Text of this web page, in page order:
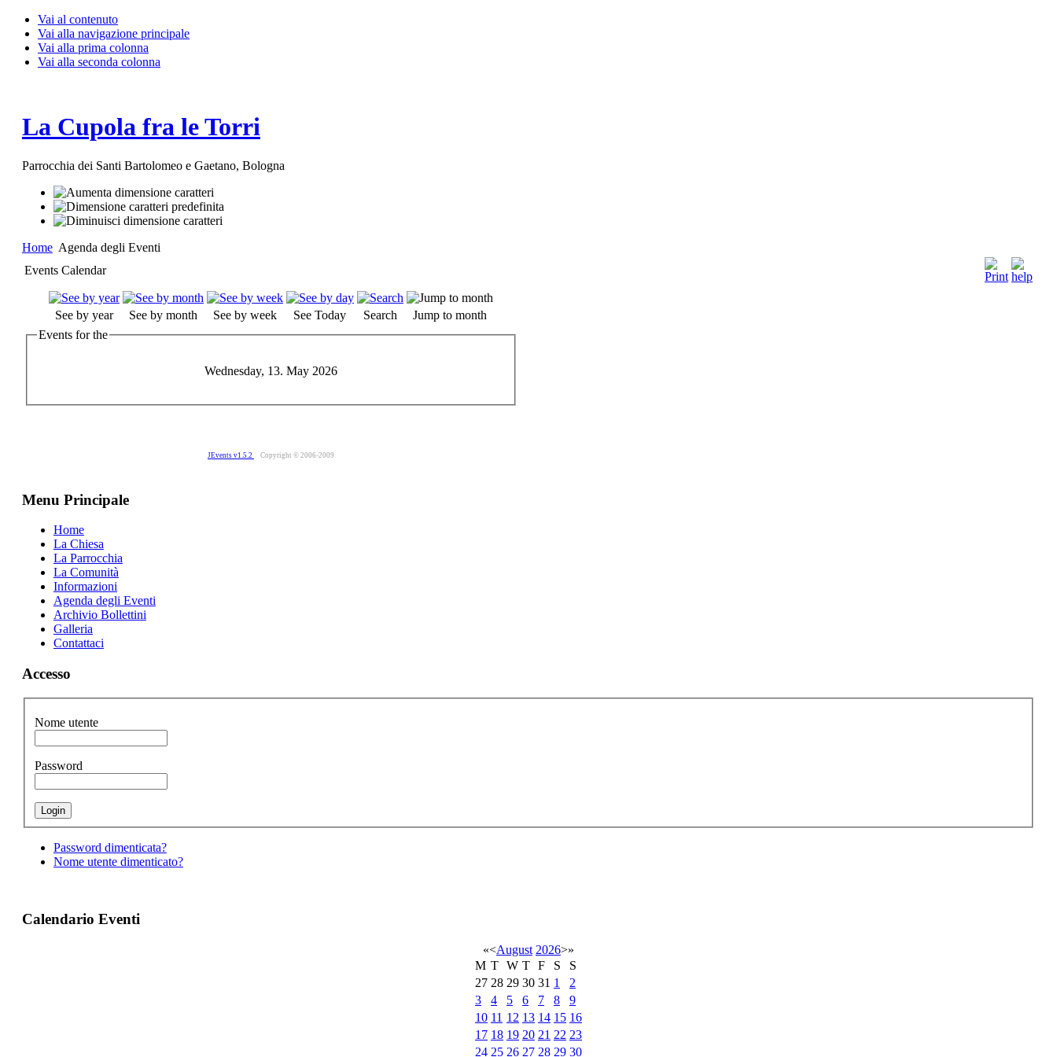
Vai al contenuto
Vai alla navigazione principale
Vai alla prima colonna
Vai alla seconda colonna
La Cupola fra le Torri
Parrocchia dei Santi Bartolomeo e Gaetano, Bologna
Home Agenda degli Eventi
Events Calendar
See by year See by month See by week See Today Search
Jump to month
Events for the
Wednesday, 13. May 2026
JEvents v1.5.2 Copyright © 2006-2009
Menu Principale
Home
La Chiesa
La Parrocchia
La Comunità
Informazioni
Agenda degli Eventi
Archivio Bollettini
Galleria
Contattaci
Accesso
Nome utente
Password
Password dimenticata?
Nome utente dimenticato?
Calendario Eventi
«<August 2026>»
M T W T F S
S
27 28 29 30 31 1
2
3
4 5 6 7 8
9
10 11 12 13 14 15 16
17 18 19 20 21 22 23
24 25 26 27 28 29 30